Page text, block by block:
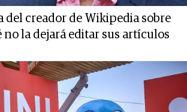
del creador de Wikipedia sobre
no la dejará editar sus artículos